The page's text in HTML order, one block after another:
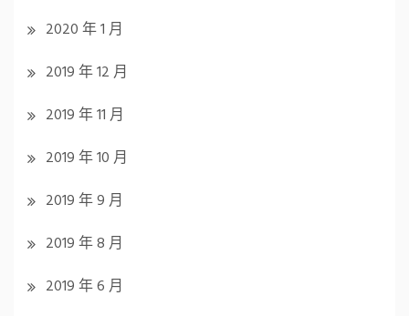
2020 年 1 月
2019 年 12 月
2019 年 11 月
2019 年 10 月
2019 年 9 月
2019 年 8 月
2019 年 6 月